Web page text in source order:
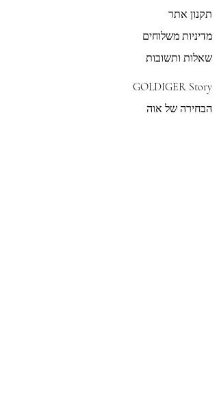
תקנון אתר
מדיניות משלוחים
שאלות ותשובות
GOLDIGER Story
הבחירה של אוה